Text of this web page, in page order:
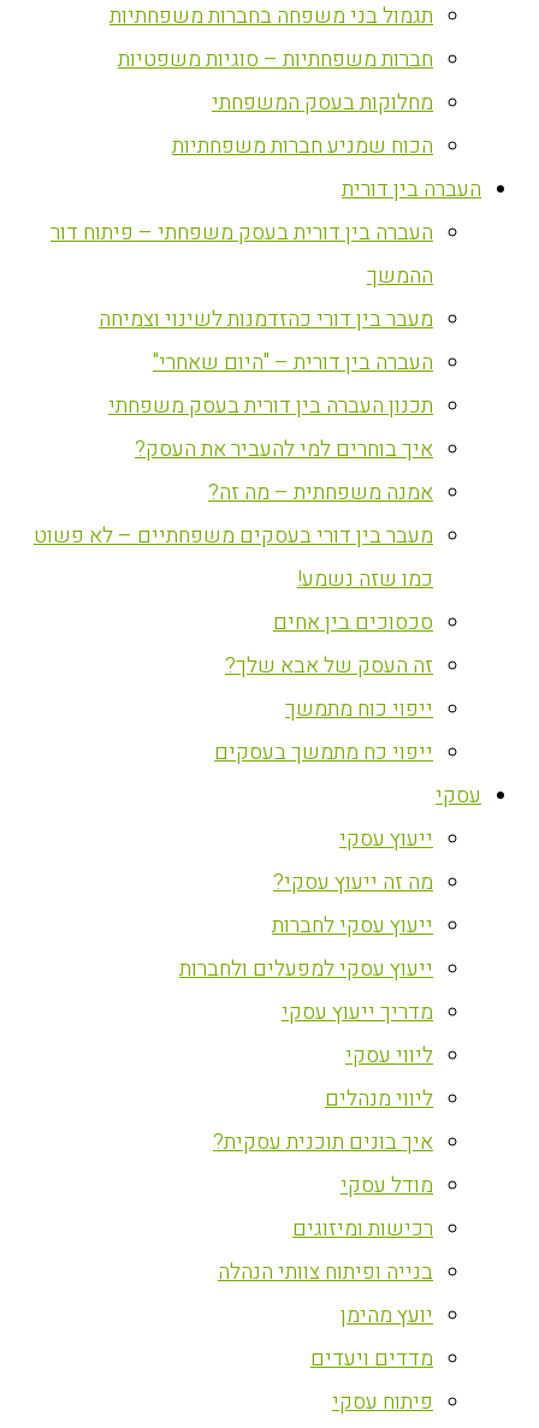
תגמול בני משפחה בחברות משפחתיות
חברות משפחתיות – סוגיות משפטיות
מחלוקות בעסק המשפחתי
הכוח שמניע חברות משפחתיות
העברה בין דורית
העברה בין דורית בעסק משפחתי – פיתוח דור
ההמשך
מעבר בין דורי כהזדמנות לשינוי וצמיחה
העברה בין דורית – "היום שאחרי"
תכנון העברה בין דורית בעסק משפחתי
איך בוחרים למי להעביר את העסק?
אמנה משפחתית – מה זה?
מעבר בין דורי בעסקים משפחתיים – לא פשוט
כמו שזה נשמע!
סכסוכים בין אחים
זה העסק של אבא שלך?
ייפוי כוח מתמשך
ייפוי כח מתמשך בעסקים
עסקי
ייעוץ עסקי
מה זה ייעוץ עסקי?
ייעוץ עסקי לחברות
ייעוץ עסקי למפעלים ולחברות
מדריך ייעוץ עסקי
ליווי עסקי
ליווי מנהלים
איך בונים תוכנית עסקית?
מודל עסקי
רכישות ומיזוגים
בנייה ופיתוח צוותי הנהלה
יועץ מהימן
מדדים ויעדים
פיתוח עסקי